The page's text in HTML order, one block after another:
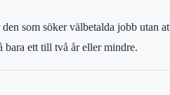
som söker välbetalda jobb utan
ett till två år eller mindre.